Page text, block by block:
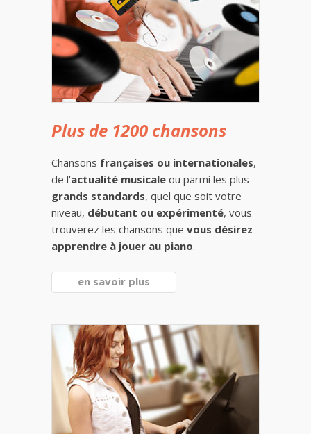
Plus de 1200 chansons
Chansons françaises ou internationales,
de l'actualité musicale ou parmi les plus
grands standards, quel que soit votre
niveau, débutant ou expérimenté, vous
trouverez les chansons que vous désirez
apprendre à jouer au piano.
en savoir plus